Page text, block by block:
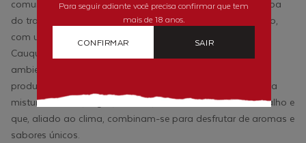
Para seguir adiante você precisa confirmar que tem
mais de 18 anos.
CONFIRMAR
SAIR
comunidades envolvidas e a forma como se faz cada etapa
do trabalho do vinho. Junto ao cultivo, colheita e produção,
com uvas provenientes do Cachapoal, no Vale de Rapel, e
Cauquenes, no Vale do Maipo, a vinícola protege o meio
ambiente e preza pela harmonia com a população. Seus
produtos são o fiel reflexo de seu terroir, composto por uma
mistura de areia, argila, calcário, rochas vulcânicas e cascalho e
que, aliado ao clima, combinam-se para desfrutar de aromas e
sabores únicos.